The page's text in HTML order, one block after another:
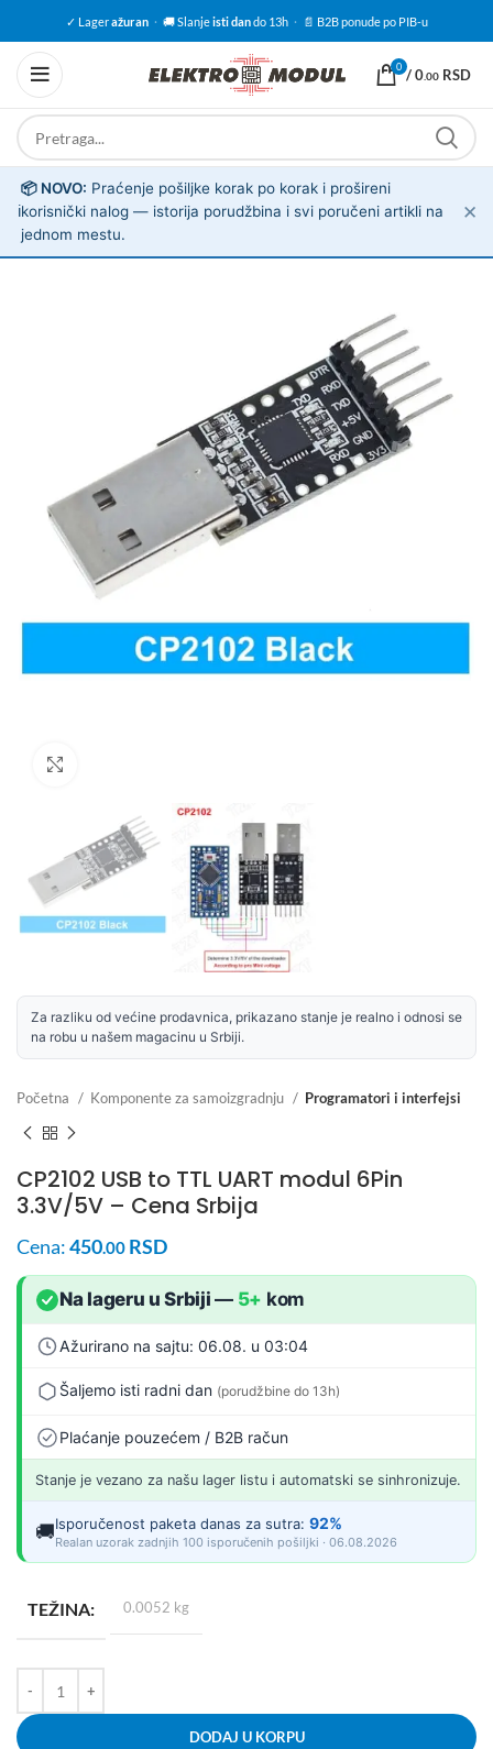
✓ Lageražuran · 🚚 Slanjeisti dando 13h · 📄 B2B ponude po PIB-u
0 /0.00 RSD
ℹ️
📦 NOVO: Praćenje pošiljke korak po korak i prošireni
korisnički nalog — istorija porudžbina i svi poručeni artikli na
jednom mestu.
✕
Za razliku od većine prodavnica, prikazano stanje je realno i odnosi se
na robu u našem magacinu u Srbiji.
Početna Komponente za samoizgradnju Programatori i interfejsi
CP2102 USB to TTL UART modul 6Pin
3.3V/5V – Cena Srbija
Cena:450.00 RSD
Na lageru u Srbiji — 5+ kom
Ažurirano na sajtu: 06.08. u 03:04
Šaljemo isti radni dan (porudžbine do 13h)
Plaćanje pouzećem / B2B račun
Stanje je vezano za našu lager listu i automatski se sinhronizuje.
🚚Isporučenost paketa danas za sutra: 92%
Realan uzorak zadnjih 100 isporučenih pošiljki · 06.08.2026
TEŽINA 0.0052 kg
DODAJ U KORPU